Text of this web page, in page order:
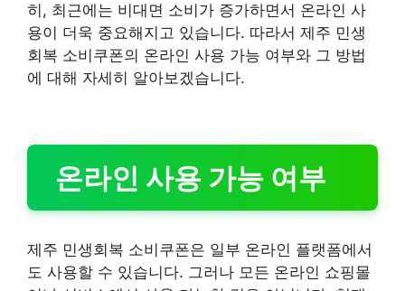
히, 최근에는 비대면 소비가 증가하면서 온라인 사
용이 더욱 중요해지고 있습니다. 따라서 제주 민생
회복 소비쿠폰의 온라인 사용 가능 여부와 그 방법
에 대해 자세히 알아보겠습니다.
온라인 사용 가능 여부
제주 민생회복 소비쿠폰은 일부 온라인 플랫폼에서
도 사용할 수 있습니다. 그러나 모든 온라인 쇼핑몰